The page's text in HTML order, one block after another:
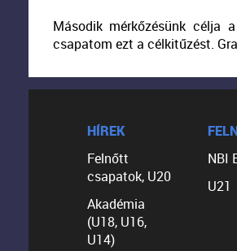
Második mérkőzésünk célja
csapatom ezt a célkitűzést.
HÍREK
Felnőtt
csapatok, U20
Akadémia
(U18, U16,
U14)
NBI
U21